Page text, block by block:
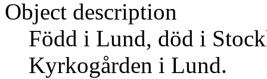
Object description
Född i Lund, död i
Kyrkogården i Lund.